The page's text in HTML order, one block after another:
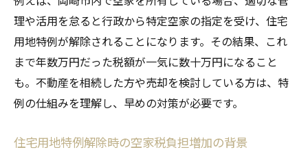
理や活用を怠ると行政から特定空家の指定を受け、住宅
用地特例が解除されることになります。その結果、これ
まで年数万円だった税額が一気に数十万円になること
も。不動産を相続した方や売却を検討している方は、特
例の仕組みを理解し、早めの対策が必要です。
住宅用地特例解除時の空家税負担増加の背景